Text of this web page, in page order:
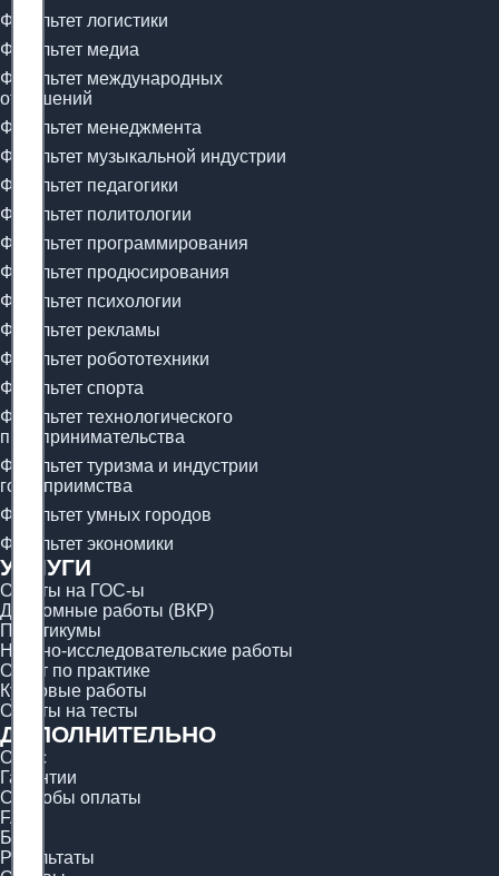
Факультет логистики
Факультет медиа
Факультет международных
отношений
Факультет менеджмента
Факультет музыкальной индустрии
Факультет педагогики
Факультет политологии
Факультет программирования
Факультет продюсирования
Факультет психологии
Факультет рекламы
Факультет робототехники
Факультет спорта
Факультет технологического
предпринимательства
Факультет туризма и индустрии
гостеприимства
Факультет умных городов
Факультет экономики
УСЛУГИ
Ответы на ГОС-ы
Дипломные работы (ВКР)
Практикумы
Научно-исследовательские работы
Отчёт по практике
Курсовые работы
Ответы на тесты
ДОПОЛНИТЕЛЬНО
О нас
Гарантии
Способы оплаты
FAQ
Блог
Результаты